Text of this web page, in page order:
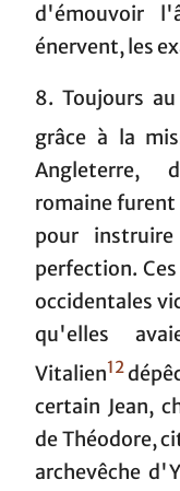
d'émouvoir
énervent, les
8. Toujours
grâce à la
Angleterre,
romaine
pour
perfection.
occidentales
qu'elles
Vitalien12
certain Jean,
de Théodore,
archevêche